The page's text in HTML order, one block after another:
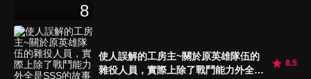
8
使人誤解的工房主~關於原英雄隊伍的
雜役人員，實際上除了戰鬥能力外全是
8.5